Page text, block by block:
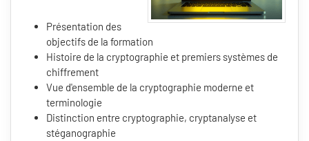
Présentation des
objectifs de la formation
Histoire de la cryptographie et premiers systèmes de
chiffrement
Vue d'ensemble de la cryptographie moderne et
terminologie
Distinction entre cryptographie, cryptanalyse et
stéganographie